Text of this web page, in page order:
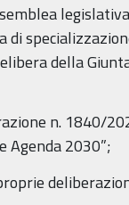
di
della
n. 1840/
Agenda 2030”;